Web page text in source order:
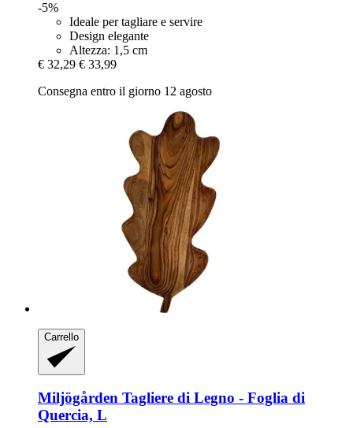
-5%
Ideale per tagliare e servire
Design elegante
Altezza: 1,5 cm
€ 32,29 € 33,99
Consegna entro il giorno 12 agosto
Carrello
Miljögården Tagliere di Legno -​ Foglia di
Quercia, L